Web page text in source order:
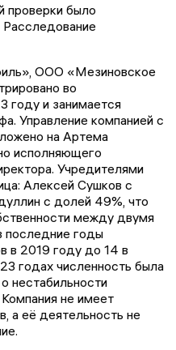
проверки было
ООО «Мезиновское
во
году и занимается
Управление компанией с
на Артема
исполняющего
Учредителями
Алексей Сушков с
с долей 49%, что
между двумя
последние годы
в 2019 году до 14 в
годах численность была
нестабильности
не имеет
а её деятельность не